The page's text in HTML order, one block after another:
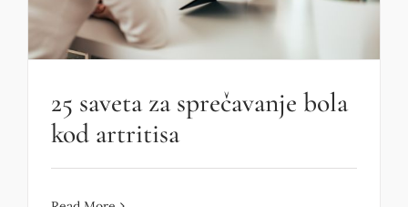
25 saveta za sprečavanje bola
kod artritisa